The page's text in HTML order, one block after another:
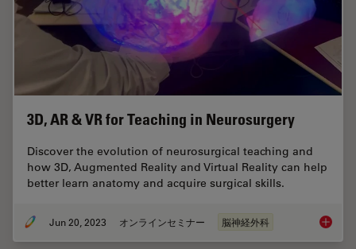
3D, AR & VR for Teaching in Neurosurgery
Discover the evolution of neurosurgical teaching and
how 3D, Augmented Reality and Virtual Reality can help
better learn anatomy and acquire surgical skills.
Jun 20, 2023 オンラインセミナー 脳神経外科 3D, AR